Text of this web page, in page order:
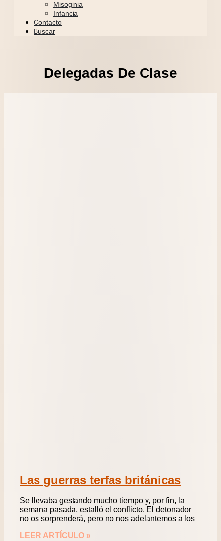
Misoginia
Infancia
Contacto
Buscar
Delegadas De Clase
Las guerras terfas británicas
Se llevaba gestando mucho tiempo y, por fin, la
semana pasada, estalló el conflicto. El detonador
no os sorprenderá, pero no nos adelantemos a los
LEER ARTÍCULO »